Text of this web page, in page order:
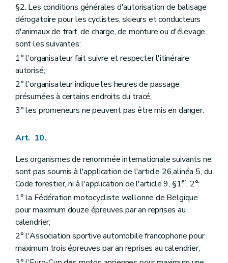
§2. Les conditions générales d'autorisation de balisage
dérogatoire pour les cyclistes, skieurs et conducteurs
d'animaux de trait, de charge, de monture ou d'élevage
sont les suivantes:
1° l'organisateur fait suivre et respecter l'itinéraire
autorisé;
2° l'organisateur indique les heures de passage
présumées à certains endroits du tracé;
3° les promeneurs ne peuvent pas être mis en danger.
Art. 10.
Les organismes de renommée internationale suivants ne
sont pas soumis à l'application de l'article 26,alinéa 5, du
Code forestier, ni à l'application de l'article 9, §1er, 2°:
1° la Fédération motocycliste wallonne de Belgique
pour maximum douze épreuves par an reprises au
calendrier;
2° l'Association sportive automobile francophone pour
maximum trois épreuves par an reprises au calendrier;